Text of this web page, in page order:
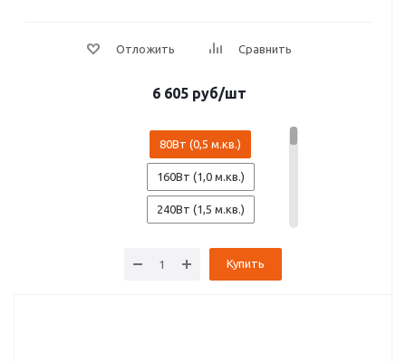
6 605 руб/шт
80Вт (0,5 м.кв.)
160Вт (1,0 м.кв.)
240Вт (1,5 м.кв.)
Купить